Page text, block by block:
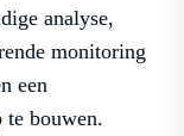
analyse,
monitoring
een
te bouwen.